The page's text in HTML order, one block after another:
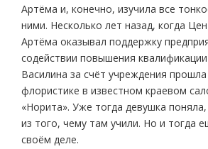
Артёма и, конечно, изучила все
ними. Несколько лет назад, когда
Артёма оказывал поддержку
содействии повышения
Василина за счёт учреждения
флористике в известном краевом
«Норита». Уже тогда девушка
из того, чему там учили. Но и тогда
своём деле.